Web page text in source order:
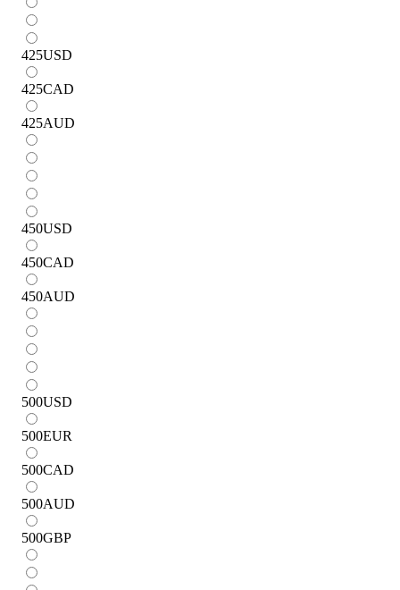
425USD
425CAD
425AUD
450USD
450CAD
450AUD
500USD
500EUR
500CAD
500AUD
500GBP